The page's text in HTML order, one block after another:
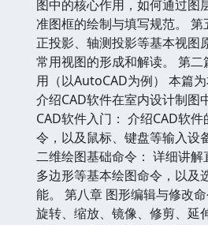
图中的核心作用，如何通过图
准图框的绘制与填写规范。
正投影、轴测投影等基本视图
常用视图的形成和解读。 第
用（以AutoCAD为例） 本篇
介绍CAD软件在室内设计制图
CAD软件入门： 介绍CAD软
令，以及鼠标、键盘等输入设
二维绘图基础命令： 详细讲解
多边形等基本绘图命令，以及
能。 第八章 图形编辑与修改命
旋转、缩放、镜像、修剪、延